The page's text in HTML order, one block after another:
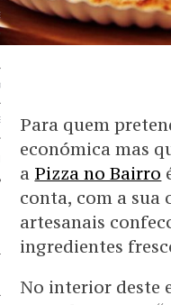
SERVIÇOS
Para quem
económica mas
a Pizza no Bairro
conta, com a sua
artesanais
ingredientes
No interior deste